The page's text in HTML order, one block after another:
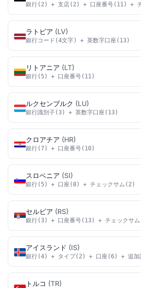
銀行(2) + 支店(2) + 口座番号(11) + チ
ラトビア (LV)
銀行コード(4文字) + 英数字口座(13)
リトアニア (LT)
銀行(5) + 口座番号(11)
ルクセンブルク (LU)
銀行識別子(3) + 英数字口座(13)
クロアチア (HR)
銀行(7) + 口座番号(10)
スロベニア (SI)
銀行(5) + 口座(8) + チェックサム(2)
セルビア (RS)
銀行(3) + 口座番号(13) + チェックサ
アイスランド (IS)
銀行(4) + タイプ(2) + 口座(6) + 追加
トルコ (TR)